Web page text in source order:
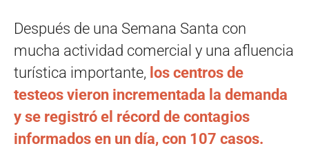
Después de una Semana Santa con
mucha actividad comercial y una afluencia
turística importante, los centros de
testeos vieron incrementada la demanda
y se registró el récord de contagios
informados en un día, con 107 casos.